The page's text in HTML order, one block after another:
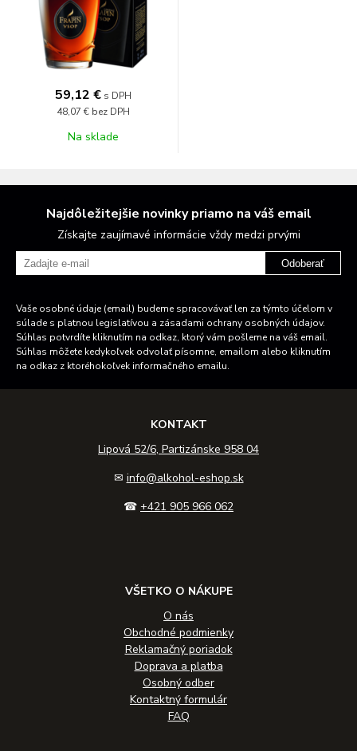
59,12 € s DPH
48,07 € bez DPH
Na sklade
Najdôležitejšie novinky priamo na váš email
Získajte zaujímavé informácie vždy medzi prvými
Odoberať
Vaše osobné údaje (email) budeme spracovávať len za týmto účelom v
súlade s platnou legislatívou a zásadami ochrany osobných údajov.
Súhlas potvrdíte kliknutím na odkaz, ktorý vám pošleme na váš email.
Súhlas môžete kedykoľvek odvolať písomne, emailom alebo kliknutím
na odkaz z ktoréhokoľvek informačného emailu.
KONTAKT
Lipová 52/6, Partizánske 958 04
✉ info@alkohol-eshop.sk
☎ +421 905 966 062
VŠETKO O NÁKUPE
O nás
Obchodné podmienky
Reklamačný poriadok
Doprava a platba
Osobný odber
Kontaktný formulár
FAQ